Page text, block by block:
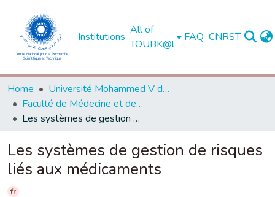
Institutions
All of
TOUBK@l
FAQ CNRST
Home
Université Mohammed V de Rabat
Faculté de Médecine et de Pharmacie - Rabat
Les systèmes de gestion de risques liés aux médicaments
Les systèmes de gestion de risques
liés aux médicaments
fr